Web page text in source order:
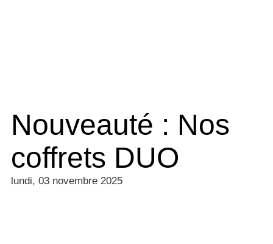
Nouveauté : Nos
coffrets DUO
lundi, 03 novembre 2025